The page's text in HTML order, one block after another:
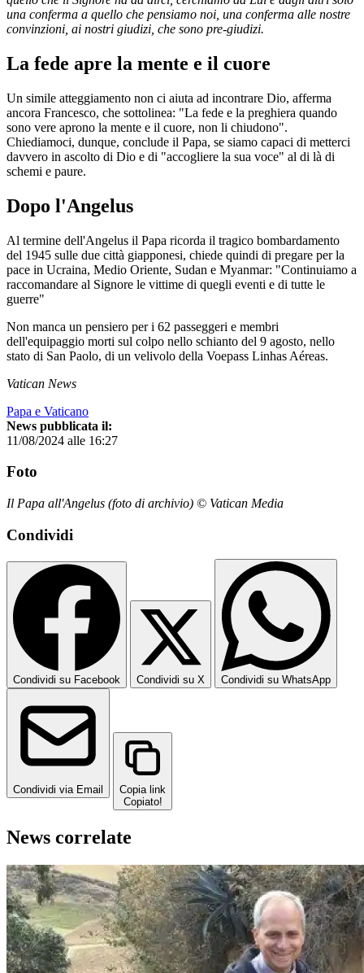
una conferma a quello che pensiamo noi, una conferma alle nostre
convinzioni, ai nostri giudizi, che sono pre-giudizi.
La fede apre la mente e il cuore
Un simile atteggiamento non ci aiuta ad incontrare Dio, afferma
ancora Francesco, che sottolinea: "La fede e la preghiera quando
sono vere aprono la mente e il cuore, non li chiudono".
Chiediamoci, dunque, conclude il Papa, se siamo capaci di metterci
davvero in ascolto di Dio e di "accogliere la sua voce" al di là di
schemi e paure.
Dopo l'Angelus
Al termine dell'Angelus il Papa ricorda il tragico bombardamento
del 1945 sulle due città giapponesi, chiede quindi di pregare per la
pace in Ucraina, Medio Oriente, Sudan e Myanmar: "Continuiamo a
raccomandare al Signore le vittime di quegli eventi e di tutte le
guerre"
Non manca un pensiero per i 62 passeggeri e membri
dell'equipaggio morti sul colpo nello schianto del 9 agosto, nello
stato di San Paolo, di un velivolo della Voepass Linhas Aéreas.
Vatican News
Papa e Vaticano
News pubblicata il:
11/08/2024 alle 16:27
Foto
Il Papa all'Angelus (foto di archivio) © Vatican Media
Condividi
Condividi su Facebook Condividi su X Condividi su WhatsApp
Condividi via Email
Copia link
Copiato!
News correlate